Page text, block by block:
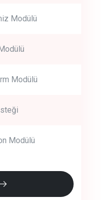
Modülü
Modülü
Modülü